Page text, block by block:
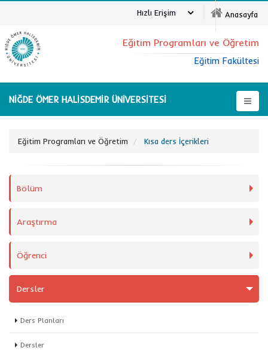
Anasayfa
Hızlı Erişim
NİĞDE ÖMER HALİSDEMİR ÜNİVERSİTESİ
Eğitim Programları ve Öğretim
Eğitim Fakültesi
Eğitim Programları ve Öğretim Kısa ders İçerikleri
Bölüm
Araştırma
Öğrenci
Dersler
Ders Planları
Dersler